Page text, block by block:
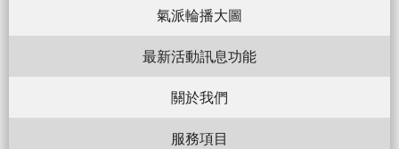
氣派輪播大圖
最新活動訊息功能
關於我們
服務項目